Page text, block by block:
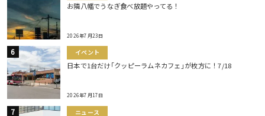
お隣八幡でうなぎ食べ放題やってる！
2026年7月23日
イベント
日本で1台だけ｢クッピーラムネカフェ｣が枚方に！7/18
2026年7月17日
ニュース